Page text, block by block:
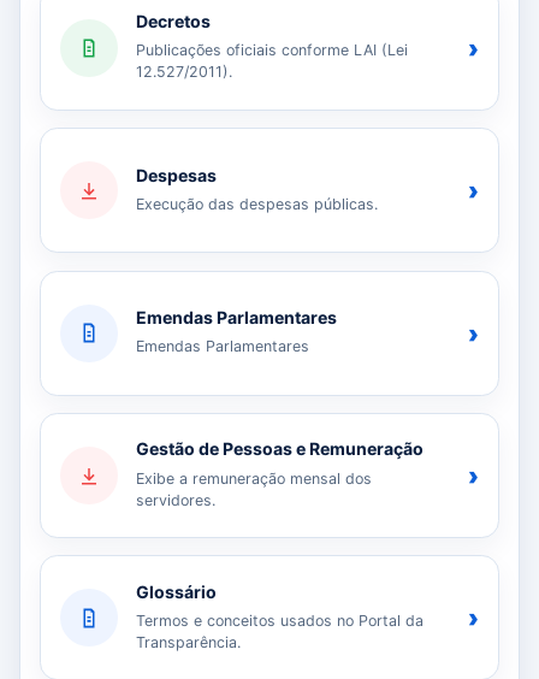
Decretos
Publicações oficiais conforme LAI (Lei
12.527/2011).
›
Despesas
Execução das despesas públicas. ›
Emendas Parlamentares
Emendas Parlamentares ›
Gestão de Pessoas e Remuneração
Exibe a remuneração mensal dos
servidores.
›
Glossário
Termos e conceitos usados no Portal da
Transparência.
›